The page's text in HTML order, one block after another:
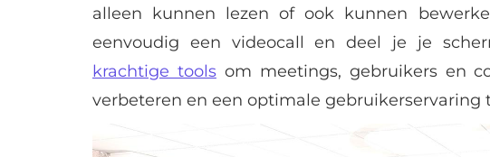
alleen kunnen lezen of ook kunnen
eenvoudig een videocall en deel je je
krachtige toolsom meetings, gebruikers en
verbeteren en een optimale gebruikerservaring